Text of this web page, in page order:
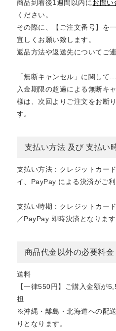
商品到着後1週間以内にお問い
ください。
その際に、【ご注文番号】を
宜しくお願い致します。
返品方法や返送先についてご
「無断キャンセル」に関して…
入金期限の超過による無断キ
様は、次回よりご注文をお断
す。
支払い方法 及び 支払い
支払い方法：クレジットカー
イ、PayPay による決済がご利
支払い時期：クレジットカー
／PayPay 即時決済となります
商品代金以外の必要料金
送料
【一律550円】ご購入金額が
担
※沖縄・離島・北海道への配
りとなります。